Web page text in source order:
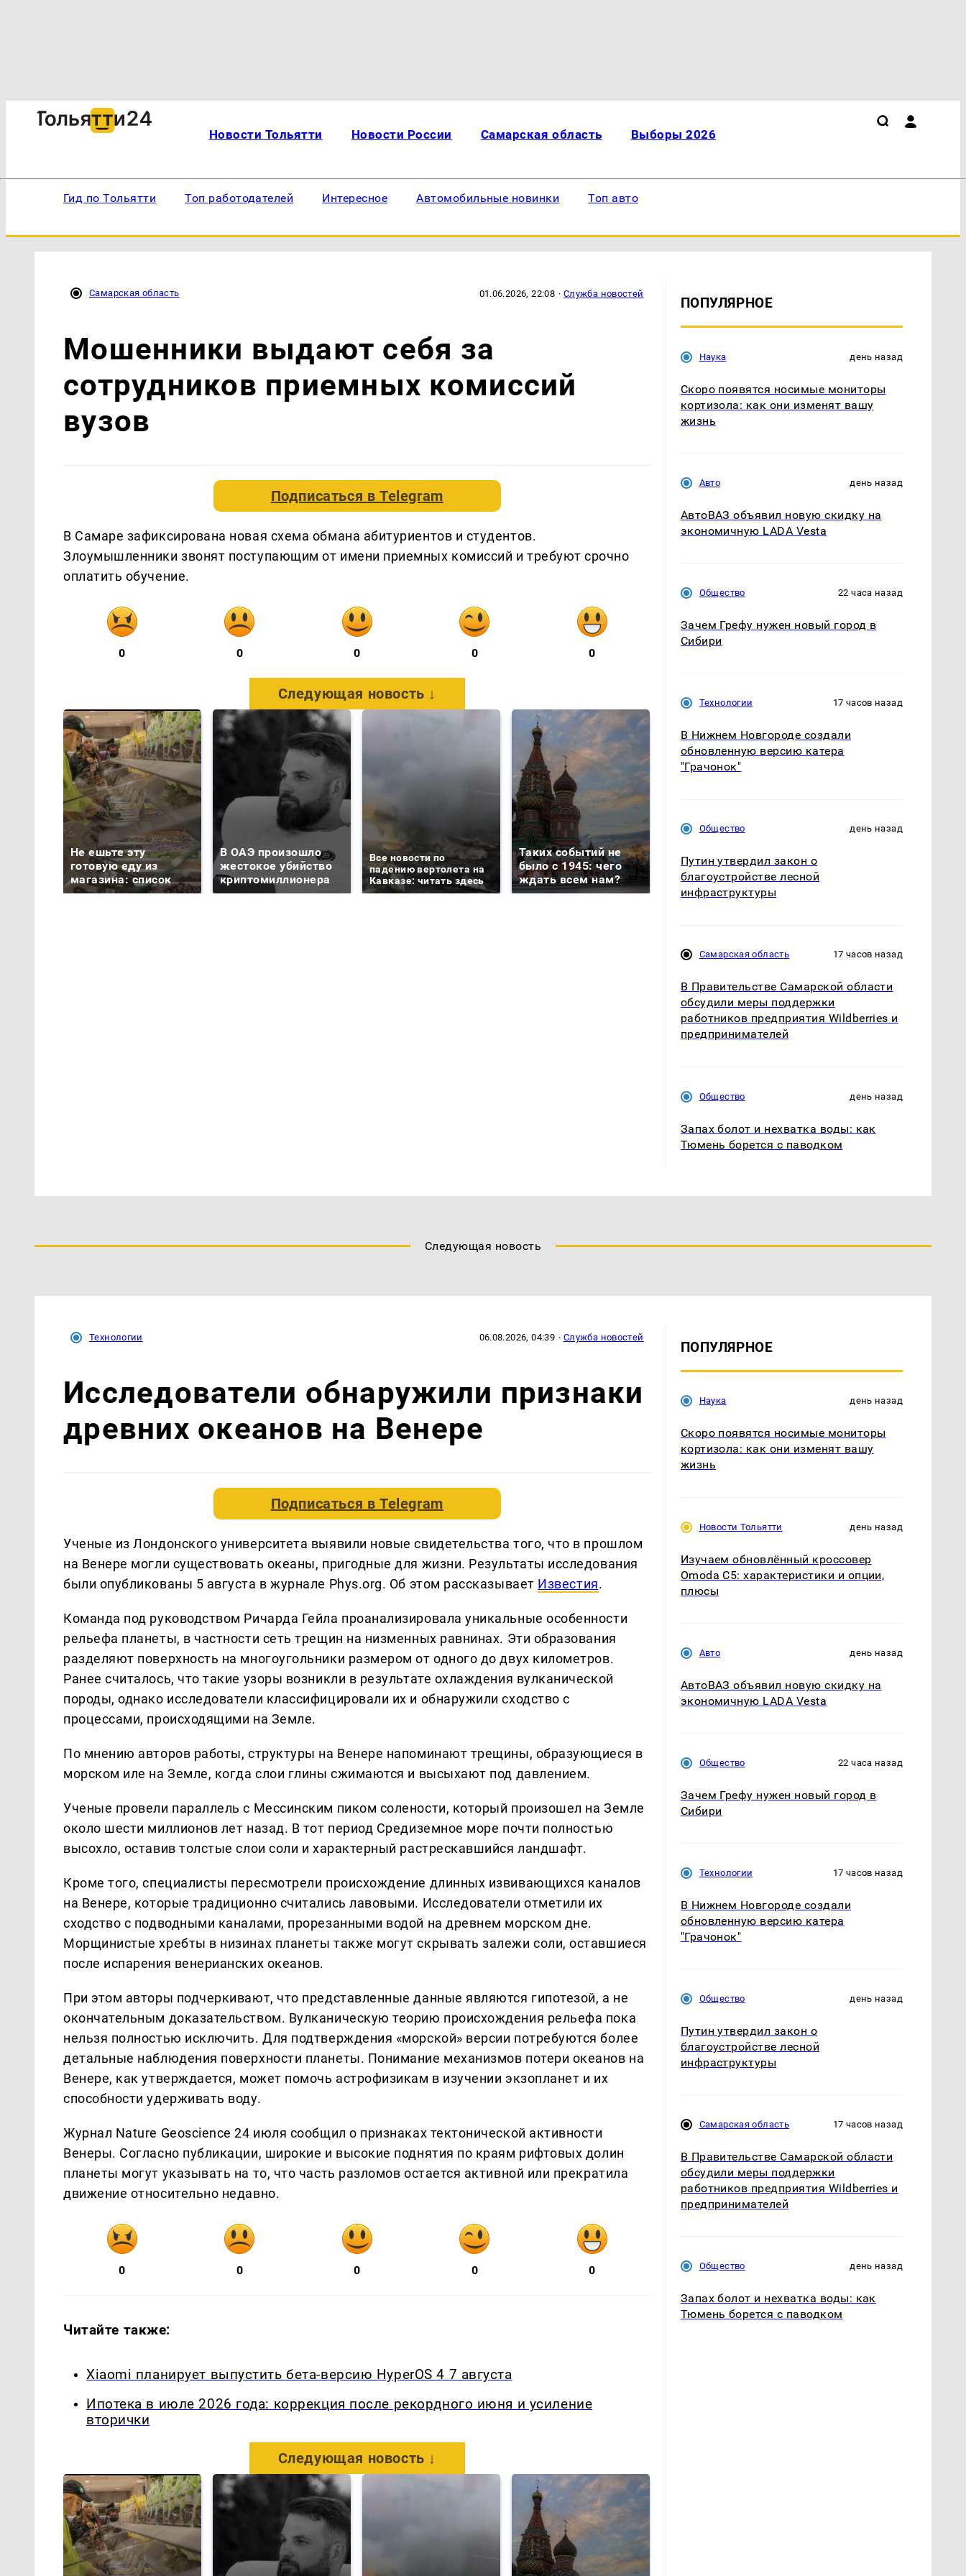
Новости Тольятти Новости России Самарская область Выборы 2026
Гид по Тольятти Топ работодателей Интересное Автомобильные новинки Топ авто
Самарская область 01.06.2026, 22:08 · Служба новостей
Мошенники выдают себя за
сотрудников приемных комиссий
вузов
Подписаться вTelegram
В Самаре зафиксирована новая схема обмана абитуриентов и студентов.
Злоумышленники звонят поступающим от имени приемных комиссий и требуют срочно
оплатить обучение.
0 0 0 0 0
Следующая новость ↓
Не ешьте эту
готовую еду из
магазина: список
В ОАЭ произошло
жестокое убийство
криптомиллионера
Все новости по
падению вертолета на
Кавказе: читать здесь
Таких событий не
было с 1945: чего
ждать всем нам?
В магазинах России
ажиотаж из-за этого
продукта: что купить?
подожгли.
ПОПУЛЯРНОЕ
Наука день назад
Скоро появятся носимые мониторы
кортизола: как они изменят вашу
жизнь
Авто день назад
АвтоВАЗ объявил новую скидку на
экономичную LADA Vesta
Общество 22 часа назад
Зачем Грефу нужен новый город в
Сибири
Технологии 17 часов назад
В Нижнем Новгороде создали
обновленную версию катера
"Грачонок"
Общество день назад
Путин утвердил закон о
благоустройстве лесной
инфраструктуры
Самарская область 17 часов назад
В Правительстве Самарской области
обсудили меры поддержки
работников предприятия Wildberries и
предпринимателей
Общество день назад
Запах болот и нехватка воды: как
Тюмень борется с паводком
Следующая новость
Технологии 06.08.2026, 04:39 · Служба новостей
Исследователи обнаружили признаки
древних океанов на Венере
Подписаться вTelegram
Ученые из Лондонского университета выявили новые свидетельства того, что в прошлом
на Венере могли существовать океаны, пригодные для жизни. Результаты исследования
были опубликованы 5 августа в журнале Phys.org. Об этом рассказывает Известия.
Команда под руководством Ричарда Гейла проанализировала уникальные особенности
рельефа планеты, в частности сеть трещин на низменных равнинах. Эти образования
разделяют поверхность на многоугольники размером от одного до двух километров.
Ранее считалось, что такие узоры возникли в результате охлаждения вулканической
породы, однако исследователи классифицировали их и обнаружили сходство с
процессами, происходящими на Земле.
По мнению авторов работы, структуры на Венере напоминают трещины, образующиеся в
морском иле на Земле, когда слои глины сжимаются и высыхают под давлением.
Ученые провели параллель с Мессинским пиком солености, который произошел на Земле
около шести миллионов лет назад. В тот период Средиземное море почти полностью
высохло, оставив толстые слои соли и характерный растрескавшийся ландшафт.
Кроме того, специалисты пересмотрели происхождение длинных извивающихся каналов
на Венере, которые традиционно считались лавовыми. Исследователи отметили их
сходство с подводными каналами, прорезанными водой на древнем морском дне.
Морщинистые хребты в низинах планеты также могут скрывать залежи соли, оставшиеся
после испарения венерианских океанов.
При этом авторы подчеркивают, что представленные данные являются гипотезой, а не
окончательным доказательством. Вулканическую теорию происхождения рельефа пока
нельзя полностью исключить. Для подтверждения «морской» версии потребуются более
детальные наблюдения поверхности планеты. Понимание механизмов потери океанов на
Венере, как утверждается, может помочь астрофизикам в изучении экзопланет и их
способности удерживать воду.
Журнал Nature Geoscience 24 июля сообщил о признаках тектонической активности
Венеры. Согласно публикации, широкие и высокие поднятия по краям рифтовых долин
планеты могут указывать на то, что часть разломов остается активной или прекратила
движение относительно недавно.
0 0 0 0 0
Читайте также:
Xiaomi планирует выпустить бета-версию HyperOS 4 7 августа
Ипотека в июле 2026 года: коррекция после рекордного июня и усиление
вторички
Следующая новость ↓
ПОПУЛЯРНОЕ
Наука день назад
Скоро появятся носимые мониторы
кортизола: как они изменят вашу
жизнь
Новости Тольятти день назад
Изучаем обновлённый кроссовер
Omoda C5: характеристики и опции,
плюсы
Авто день назад
АвтоВАЗ объявил новую скидку на
экономичную LADA Vesta
Общество 22 часа назад
Зачем Грефу нужен новый город в
Сибири
Технологии 17 часов назад
В Нижнем Новгороде создали
обновленную версию катера
"Грачонок"
Общество день назад
Путин утвердил закон о
благоустройстве лесной
инфраструктуры
Самарская область 17 часов назад
В Правительстве Самарской области
обсудили меры поддержки
работников предприятия Wildberries и
предпринимателей
Общество день назад
Запах болот и нехватка воды: как
Тюмень борется с паводком